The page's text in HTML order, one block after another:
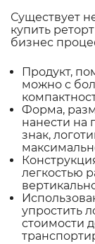
Существует
купить
бизнес
Продукт,
можно с
Форма,
нанести на
знак,
легкостью
упростить
стоимости